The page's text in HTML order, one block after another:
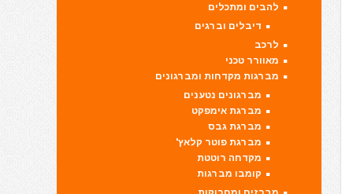
להבים ומתכלים
דיבלים וברגים
לרכב
מאוורר טכני
מברגות מקדחות ומברגונים
מברגונים נטענים
מברגת אימפקט
מברגת גבס
מברגת פוטר קלאץ'
מקדחה רוטטת
קומבו מברגות